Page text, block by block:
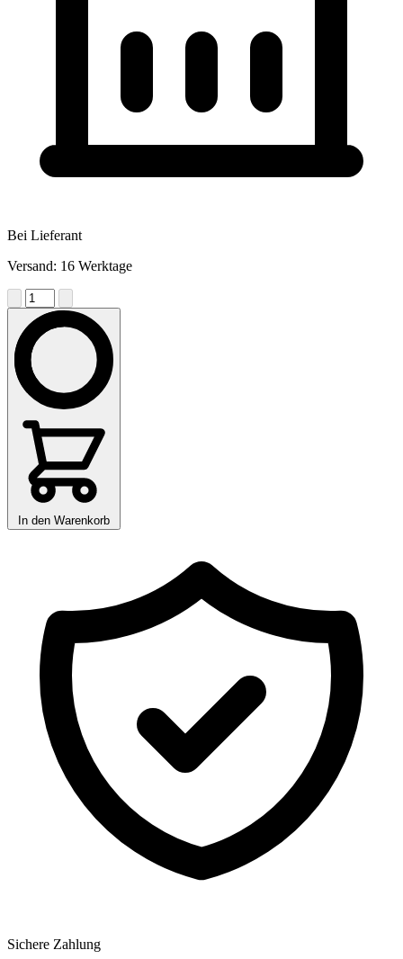
Bei Lieferant
Versand: 16 Werktage
In den Warenkorb
Sichere Zahlung